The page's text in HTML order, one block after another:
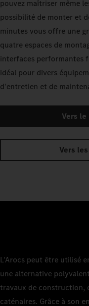
pouvez maîtriser même
possibilité de monter et
minutes vous offre une
quatre espaces de
interfaces performantes
idéal pour divers
d'entretien et de
Vers
Vers
L'Arocs peut être utilisé
une alternative
travaux de construction,
caténaires. Grâce à son